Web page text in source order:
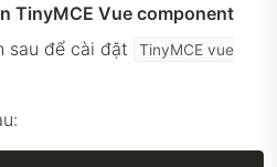
TinyMCE Vue component
sau để cài đặt
TinyMCE vue